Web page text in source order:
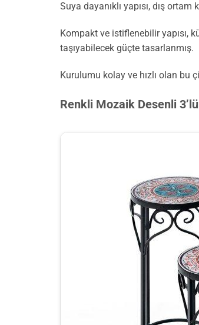
Suya dayanıklı yapısı, dış
Kompakt ve istiflenebilir yapısı,
taşıyabilecek güçte tasarlanmış.
Kurulumu kolay ve hızlı olan bu
Renkli Mozaik Desenli